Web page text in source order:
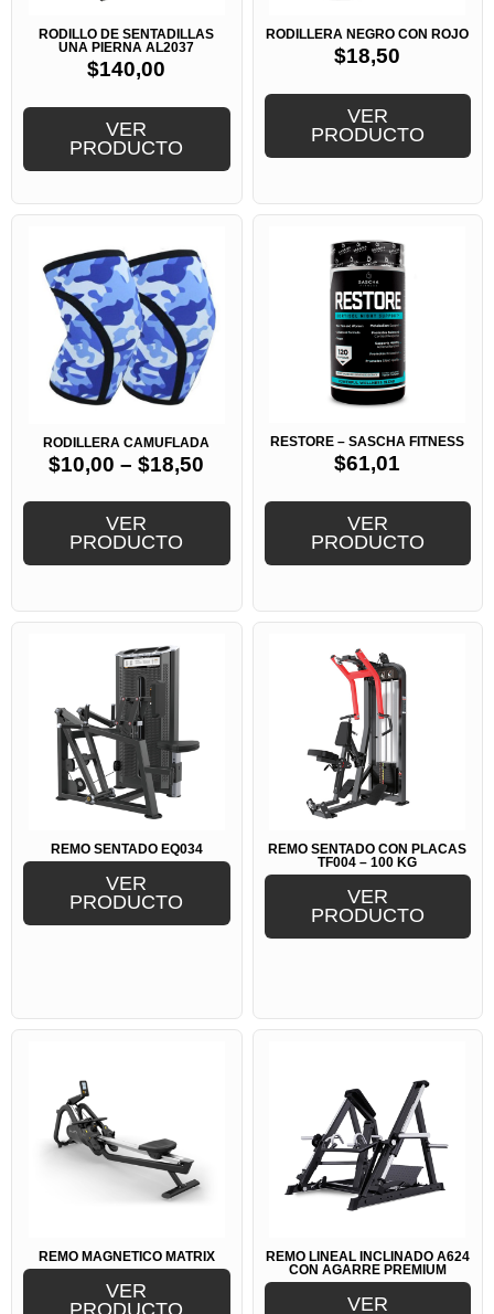
RODILLO DE SENTADILLAS
UNA PIERNA AL2037
$140,00
VER
PRODUCTO
RODILLERA NEGRO CON ROJO
$18,50
VER
PRODUCTO
RODILLERA CAMUFLADA
$10,00 – $18,50
VER
PRODUCTO
RESTORE – SASCHA FITNESS
$61,01
VER
PRODUCTO
REMO SENTADO EQ034
VER
PRODUCTO
REMO SENTADO CON PLACAS
TF004 – 100 KG
VER
PRODUCTO
REMO MAGNÉTICO MATRIX
VER
REMO LINEAL INCLINADO A624
CON AGARRE PREMIUM
VER